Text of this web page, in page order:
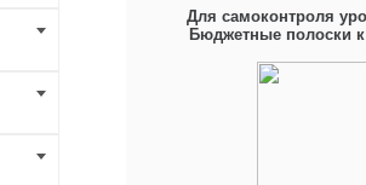
Для самоконтроля
Бюджетные полоски